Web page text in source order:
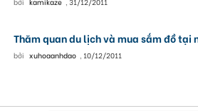
Thăm quan du lịch và mua sắm đồ tại
bởi xuhoaanhdao , 10/12/2011